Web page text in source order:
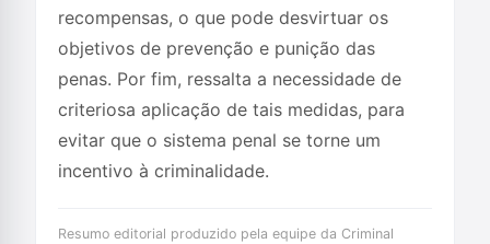
recompensas, o que pode desvirtuar os
objetivos de prevenção e punição das
penas. Por fim, ressalta a necessidade de
criteriosa aplicação de tais medidas, para
evitar que o sistema penal se torne um
incentivo à criminalidade.
Resumo editorial produzido pela equipe da Criminal